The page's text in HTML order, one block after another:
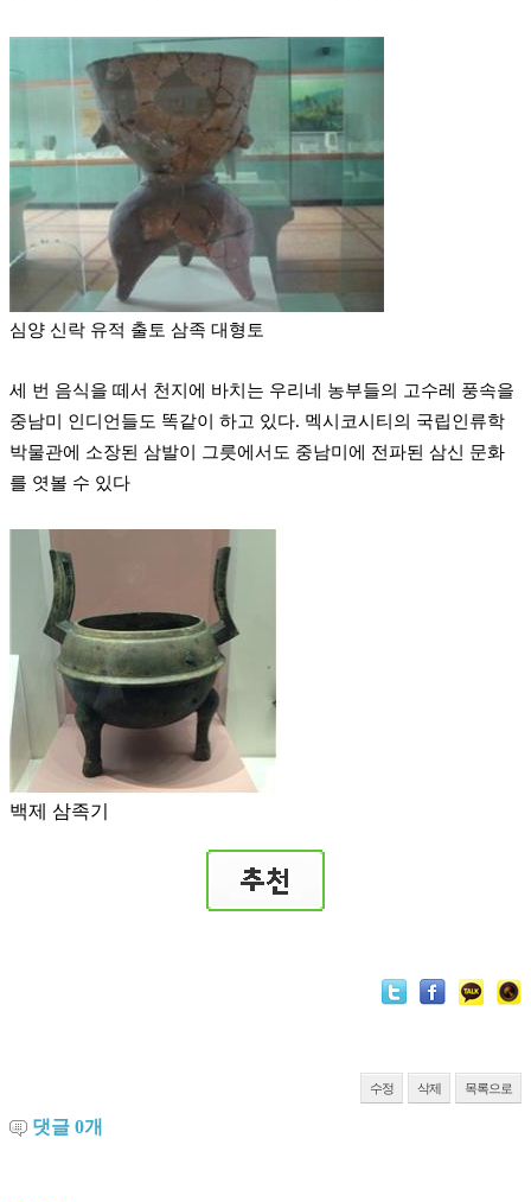
심양 신락 유적 출토 삼족 대형토
세 번 음식을 떼서 천지에 바치는 우리네 농부들의 고수레 풍속을
중남미 인디언들도 똑같이 하고 있다. 멕시코시티의 국립인류학
박물관에 소장된 삼발이 그릇에서도 중남미에 전파된 삼신 문화
를 엿볼 수 있다
백제 삼족기
수정 삭제 목록으로
댓글 0개